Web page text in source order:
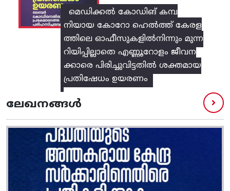
മെഡിക്കൽ കോഡിങ് കമ്പ
നിയായ കോറോ ഹെൽത്ത് കേരള
ത്തിലെ ഓഫീസുകളിൽനിന്നും മുന്ന
റിയിപ്പില്ലാതെ എണ്ണൂറോളം ജീവന
ക്കാരെ പിരിച്ചുവിട്ടതിൽ‌ ശക്തമായ
പ്രതിഷേധം ഉയരണം
ലേഖനങ്ങൾ